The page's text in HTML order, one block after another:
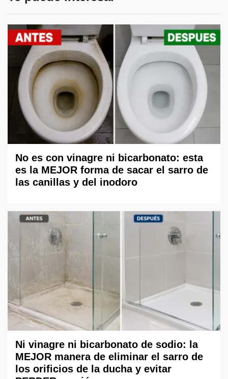
No es con vinagre ni bicarbonato: esta
es la MEJOR forma de sacar el sarro de
las canillas y del inodoro
Ni vinagre ni bicarbonato de sodio: la
MEJOR manera de eliminar el sarro de
los orificios de la ducha y evitar